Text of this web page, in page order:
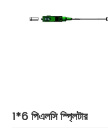
1*6 পিএলসি স্প্লিটার